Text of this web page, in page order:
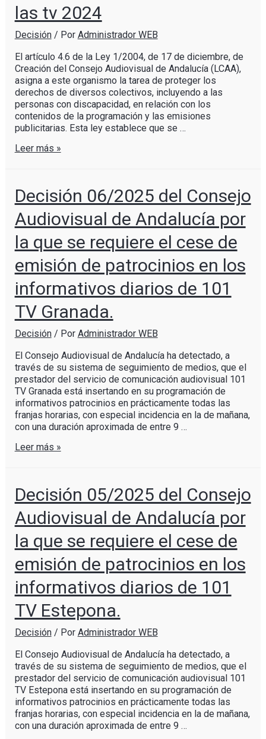
las tv 2024
Decisión/ Por Administrador WEB
El artículo 4.6 de la Ley 1/2004, de 17 de diciembre, de
Creación del Consejo Audiovisual de Andalucía (LCAA),
asigna a este organismo la tarea de proteger los
derechos de diversos colectivos, incluyendo a las
personas con discapacidad, en relación con los
contenidos de la programación y las emisiones
publicitarias. Esta ley establece que se …
Leer más »
Decisión 06/2025 del Consejo
Audiovisual de Andalucía por
la que se requiere el cese de
emisión de patrocinios en los
informativos diarios de 101
TV Granada.
Decisión/ Por Administrador WEB
El Consejo Audiovisual de Andalucía ha detectado, a
través de su sistema de seguimiento de medios, que el
prestador del servicio de comunicación audiovisual 101
TV Granada está insertando en su programación de
informativos patrocinios en prácticamente todas las
franjas horarias, con especial incidencia en la de mañana,
con una duración aproximada de entre 9 …
Leer más »
Decisión 05/2025 del Consejo
Audiovisual de Andalucía por
la que se requiere el cese de
emisión de patrocinios en los
informativos diarios de 101
TV Estepona.
Decisión/ Por Administrador WEB
El Consejo Audiovisual de Andalucía ha detectado, a
través de su sistema de seguimiento de medios, que el
prestador del servicio de comunicación audiovisual 101
TV Estepona está insertando en su programación de
informativos patrocinios en prácticamente todas las
franjas horarias, con especial incidencia en la de mañana,
con una duración aproximada de entre 9 …